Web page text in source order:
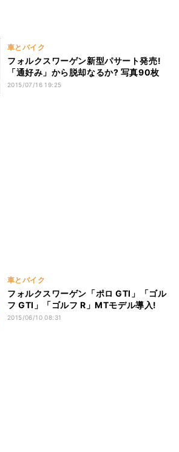
車とバイク
フォルクスワーゲン新型パサート発売!
「通好み」から脱却なるか? 写真90枚
2015/07/16 19:25
車とバイク
フォルクスワーゲン「ポロ GTI」「ゴル
フ GTI」「ゴルフ R」MTモデル導入!
2015/06/10 08:31